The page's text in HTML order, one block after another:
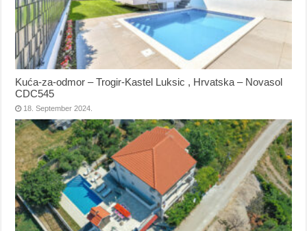
Kuća-za-odmor – Trogir-Kastel Luksic , Hrvatska – Novasol
CDC545
18. September 2024.